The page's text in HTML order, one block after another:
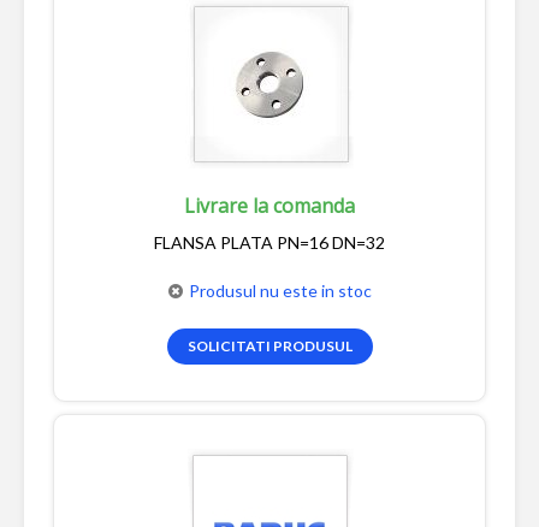
Livrare la comanda
FLANSA PLATA PN=16 DN=32
Produsul nu este in stoc
SOLICITATI PRODUSUL